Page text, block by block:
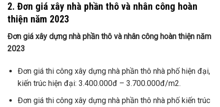
2. Đơn giá xây nhà phần thô và nhân công hoàn
thiện năm 2023
Đơn giá xây dựng nhà phần thô và nhân công hoàn thiện năm
2023
Đơn giá thi công xây dựng nhà phần thô nhà phố hiện đại,
kiến trúc hiện đại: 3.400.000đ – 3.700.000đ/m2.
Đơn giá thi công xây dựng nhà phần thô nhà phố kiến trúc